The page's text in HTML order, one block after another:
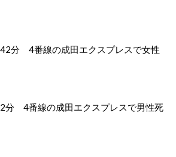
分 4番線の成田エクスプレスで女性
分 4番線の成田エクスプレスで男性死